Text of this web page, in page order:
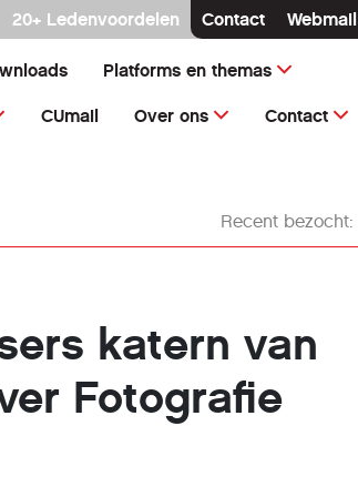
20+ Ledenvoordelen Contact Webmail
Platforms en themas
CUmail Over ons Contact
Recent bezocht:
katern van
Fotografie